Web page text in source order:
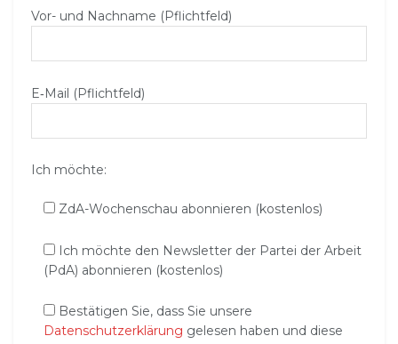
Vor- und Nachname (Pflichtfeld)
E‑Mail (Pflichtfeld)
Ich möchte:
ZdA-Wochenschau abonnieren (kostenlos)
Ich möchte den Newsletter der Partei der Arbeit
(PdA) abonnieren (kostenlos)
Bestätigen Sie, dass Sie unsere
Datenschutzerklärung gelesen haben und diese